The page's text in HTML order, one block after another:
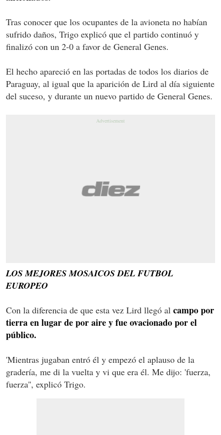
Tras conocer que los ocupantes de la avioneta no habían
sufrido daños, Trigo explicó que el partido continuó y
finalizó con un 2-0 a favor de General Genes.
El hecho apareció en las portadas de todos los diarios de
Paraguay, al igual que la aparición de Lird al día siguiente
del suceso, y durante un nuevo partido de General Genes.
LOS MEJORES MOSAICOS DEL FUTBOL
EUROPEO
Con la diferencia de que esta vez Lird llegó al campo por
tierra en lugar de por aire y fue ovacionado por el
público.
'Mientras jugaban entró él y empezó el aplauso de la
gradería, me di la vuelta y vi que era él. Me dijo: 'fuerza,
fuerza'', explicó Trigo.